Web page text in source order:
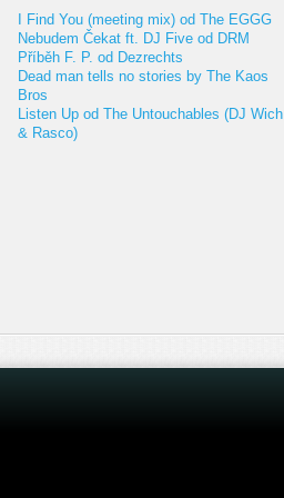
I Find You (meeting mix) od The EGGG
Nebudem Čekat ft. DJ Five od DRM
Příběh F. P. od Dezrechts
Dead man tells no stories by The Kaos
Bros
Listen Up od The Untouchables (DJ Wich
& Rasco)